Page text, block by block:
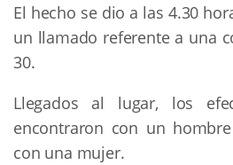
El hecho se dio a las 4.30
un llamado referente a una
30.
Llegados al lugar, los
encontraron con un
con una mujer.